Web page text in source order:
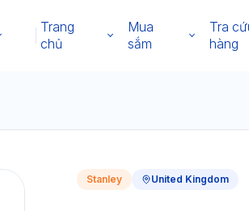
Trang
chủ
Mua
sắm
Tra
hàng
Stanley United Kingdom